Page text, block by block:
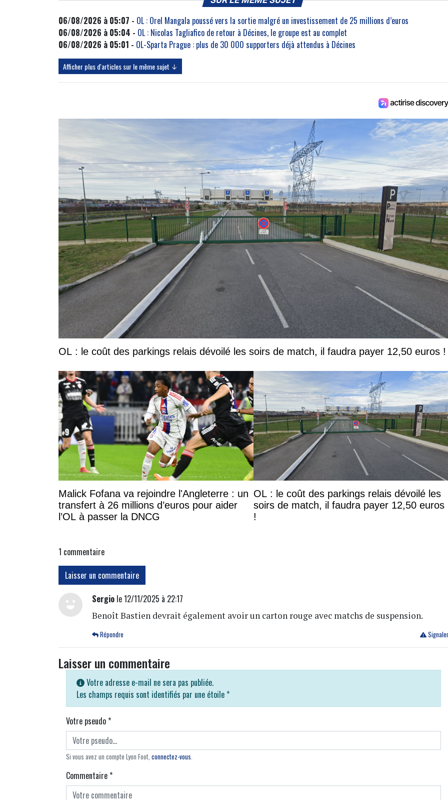
06/08/2026 à 05:07 - OL : Orel Mangala poussé vers la sortie malgré un investissement de 25 millions d’euros
06/08/2026 à 05:04 - OL : Nicolas Tagliafico de retour à Décines, le groupe est au complet
06/08/2026 à 05:01 - OL-Sparta Prague : plus de 30 000 supporters déjà attendus à Décines
Afficher plus d'articles sur le même sujet ↓
OL : le coût des parkings relais dévoilé les soirs de match, il faudra payer 12,50 euros !
Malick Fofana va rejoindre l'Angleterre : un
transfert à 26 millions d’euros pour aider
l’OL à passer la DNCG
OL : le coût des parkings relais dévoilé les
soirs de match, il faudra payer 12,50 euros
!
1 commentaire
Laisser un commentaire
Sergio le 12/11/2025 à 22:17
Benoît Bastien devrait également avoir un carton rouge avec matchs de suspension.
Signaler
Répondre
Laisser un commentaire
Votre adresse e-mail ne sera pas publiée.
Les champs requis sont identifiés par une étoile *
Votre pseudo*
Si vous avez un compte Lyon Foot, connectez-vous
Commentaire*